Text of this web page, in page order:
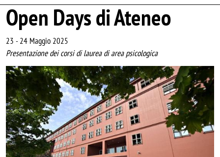
Open Days di Ateneo
23 -24 Maggio 2025
Presentazione dei corsi di laurea di area psicologica
Image